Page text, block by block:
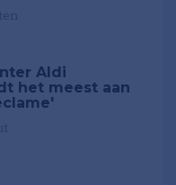
Aldi
het meest aan